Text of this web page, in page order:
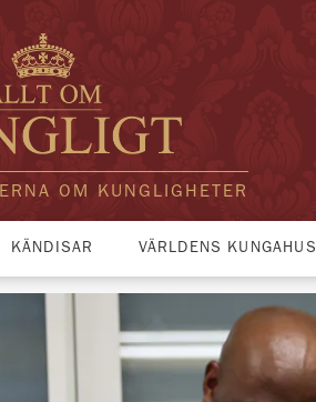
OM KUNGLIGHETER
KÄNDISAR VÄRLDENS KUNGAHUS